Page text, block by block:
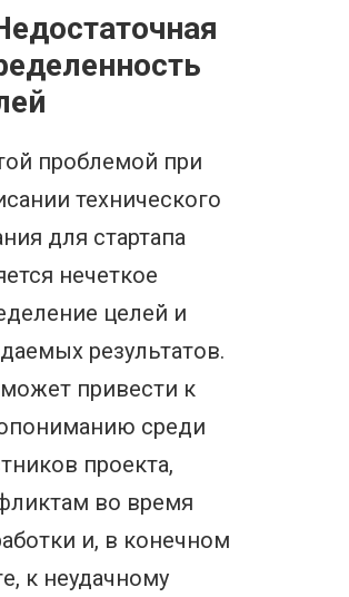
проблемой при
технического
для стартапа
нечеткое
целей и
результатов.
привести к
среди
проекта,
во время
и, в конечном
к неудачному